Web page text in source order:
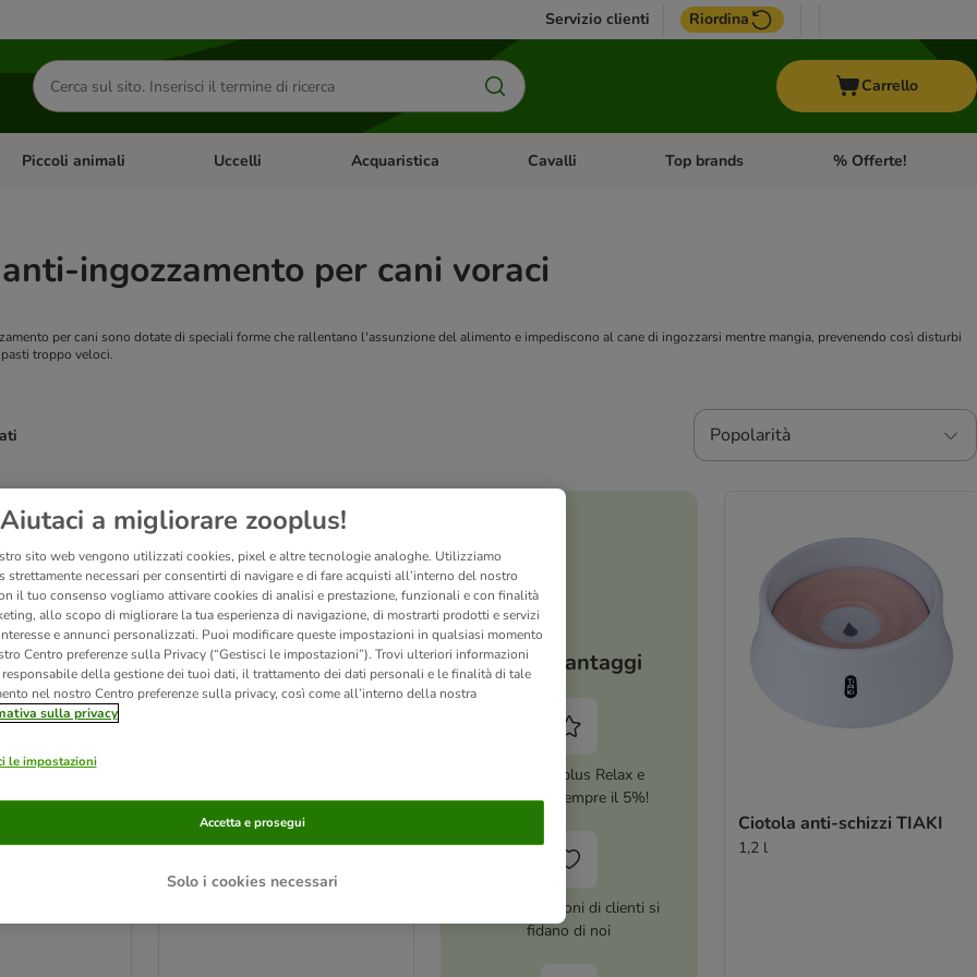
Servizio clienti Riordina
Cerca
prodotti
Carrello
Apri Menu Categoria: Diete e antiparassitari
Piccoli animali Apri Menu Categoria: Piccoli animali
Uccelli Apri Menu Categoria: Uccelli
Acquaristica Apri Menu Categoria: Acquaristica
Cavalli Apri Menu Categoria: Cavalli
Top brands Apri Menu Categoria:
% Offerte!
ingozzamento per cani voraci
per cani sono dotate di speciali forme che rallentano l'assunzione del alimento e impediscono al cane di ingozzarsi mentre mangia, prevenendo così disturbi
troppo veloci.
Popolarità
been changed
su 4
x H 8 cm
Tappetino da leccare TIAKI
con ventose
L 29 x P 18 x H 1 cm
I tuoi vantaggi
Attiva zooplus Relax e
risparmia sempre il 5%!
Oltre 10 milioni di clienti si
fidano di noi
Ciotola anti-schizzi TIAKI
1,2 l
Aiutaci a migliorare zooplus!
sito web vengono utilizzati cookies, pixel e altre tecnologie analoghe. Utilizziamo
strettamente necessari per consentirti di navigare e di fare acquisti all’interno del nostro
il tuo consenso vogliamo attivare cookies di analisi e prestazione, funzionali e con finalità
allo scopo di migliorare la tua esperienza di navigazione, di mostrarti prodotti e servizi
e annunci personalizzati. Puoi modificare queste impostazioni in qualsiasi momento
Centro preferenze sulla Privacy (“Gestisci le impostazioni”). Trovi ulteriori informazioni
della gestione dei tuoi dati, il trattamento dei dati personali e le finalità di tale
nel nostro Centro preferenze sulla privacy, così come all’interno della nostra
sulla privacy
le impostazioni
Solo i cookies necessari
Accetta e prosegui